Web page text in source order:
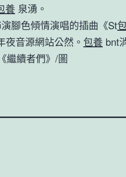
養 泉湧。
腳色傾情演唱的插曲《St
音源網站公然。 包養 bnt
繼續者們》/圖